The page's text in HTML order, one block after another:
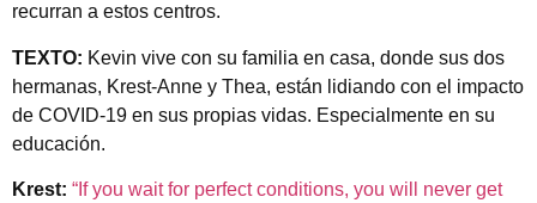
recurran a estos centros.
TEXTO: Kevin vive con su familia en casa, donde sus dos
hermanas, Krest-Anne y Thea, están lidiando con el impacto
de COVID-19 en sus propias vidas. Especialmente en su
educación.
Krest: “If you wait for perfect conditions, you will never get